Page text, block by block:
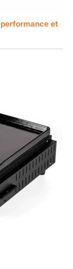
et